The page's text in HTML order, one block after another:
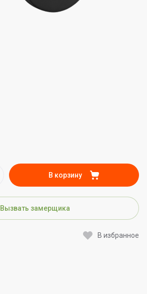
В корзину
Вызвать замерщика
В избранное